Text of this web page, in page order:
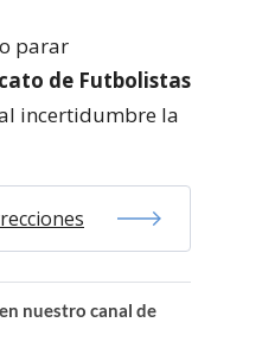
parar
de Futbolistas
incertidumbre la
nuestro canal de